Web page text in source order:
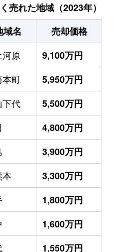
売れた地域（2023年）
域名
売却価格
河原
9,100万円
本町
5,950万円
代
5,500万円
4,800万円
3,900万円
本
3,300万円
1,800万円
1,600万円
1,550万円